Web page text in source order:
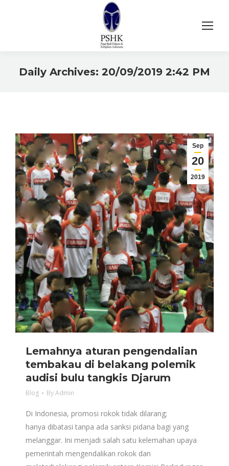
Daily Archives: 20/09/2019 2:42 PM
Sep
20
2019
Lemahnya aturan pengendalian
tembakau di belakang polemik
audisi bulu tangkis Djarum
Blog ByAdmin
Di Indonesia, promosi rokok tidak dilarang;
hanya dibatasi tanpa ada sanksi pidana bagi yang
melanggar. Ini menjadi salah satu kelemahan upaya
pemerintah mengendalikan rokok dan